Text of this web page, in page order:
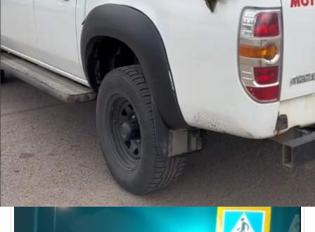
Происшествия
11.06.2026 09:33762